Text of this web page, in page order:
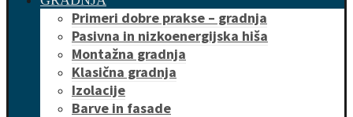
Primeri dobre prakse – gradnja
Pasivna in nizkoenergijska hiša
Montažna gradnja
Klasična gradnja
Izolacije
Barve in fasade